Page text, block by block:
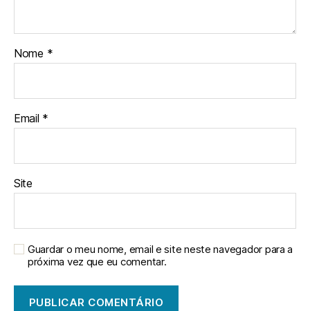
Nome *
Email *
Site
Guardar o meu nome, email e site neste navegador para a
próxima vez que eu comentar.